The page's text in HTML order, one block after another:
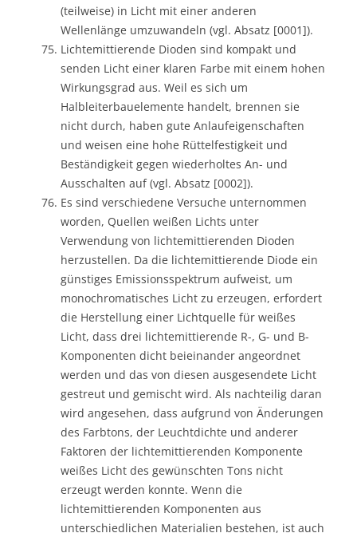
(teilweise) in Licht mit einer anderen
Wellenlänge umzuwandeln (vgl. Absatz [0001]).
Lichtemittierende Dioden sind kompakt und
senden Licht einer klaren Farbe mit einem hohen
Wirkungsgrad aus. Weil es sich um
Halbleiterbauelemente handelt, brennen sie
nicht durch, haben gute Anlaufeigenschaften
und weisen eine hohe Rüttelfestigkeit und
Beständigkeit gegen wiederholtes An- und
Ausschalten auf (vgl. Absatz [0002]).
Es sind verschiedene Versuche unternommen
worden, Quellen weißen Lichts unter
Verwendung von lichtemittierenden Dioden
herzustellen. Da die lichtemittierende Diode ein
günstiges Emissionsspektrum aufweist, um
monochromatisches Licht zu erzeugen, erfordert
die Herstellung einer Lichtquelle für weißes
Licht, dass drei lichtemittierende R-, G- und B-
Komponenten dicht beieinander angeordnet
werden und das von diesen ausgesendete Licht
gestreut und gemischt wird. Als nachteilig daran
wird angesehen, dass aufgrund von Änderungen
des Farbtons, der Leuchtdichte und anderer
Faktoren der lichtemittierenden Komponente
weißes Licht des gewünschten Tons nicht
erzeugt werden konnte. Wenn die
lichtemittierenden Komponenten aus
unterschiedlichen Materialien bestehen, ist auch